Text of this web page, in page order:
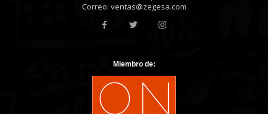
Correo: ventas@zegesa.com
Miembro de: